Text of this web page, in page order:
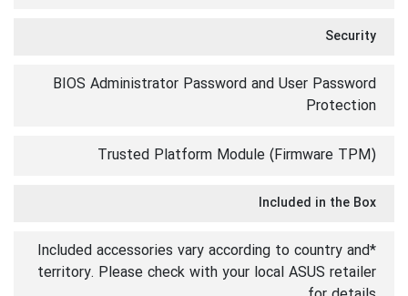
Security
BIOS Administrator Password and User Password
Protection
Trusted Platform Module (Firmware TPM)
Included in the Box
*Included accessories vary according to country and
territory. Please check with your local ASUS retailer